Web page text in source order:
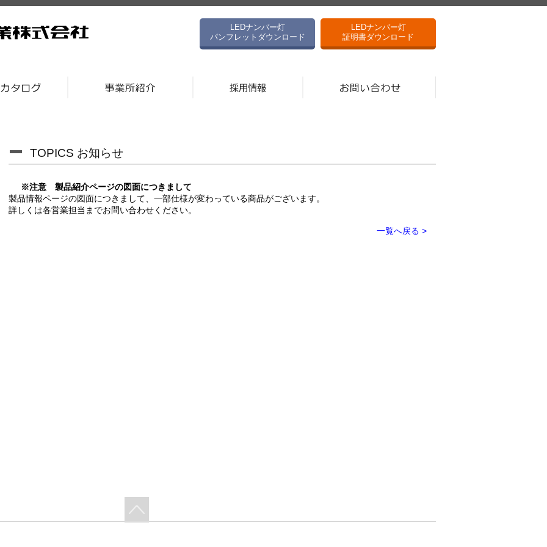
LEDナンバー灯
証明書ダウンロード
LEDナンバー灯
パンフレットダウンロード
TOPICS お知らせ
※注意 製品紹介ページの図面につきまして
製品情報ページの図面につきまして、一部仕様が変わっている商品がございます。
詳しくは各営業担当までお問い合わせください。
一覧へ戻る >